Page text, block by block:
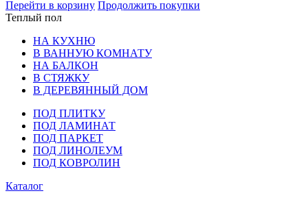
Перейти в корзину Продолжить покупки
Теплый пол
НА КУХНЮ
В ВАННУЮ КОМНАТУ
НА БАЛКОН
В СТЯЖКУ
В ДЕРЕВЯННЫЙ ДОМ
ПОД ПЛИТКУ
ПОД ЛАМИНАТ
ПОД ПАРКЕТ
ПОД ЛИНОЛЕУМ
ПОД КОВРОЛИН
Каталог